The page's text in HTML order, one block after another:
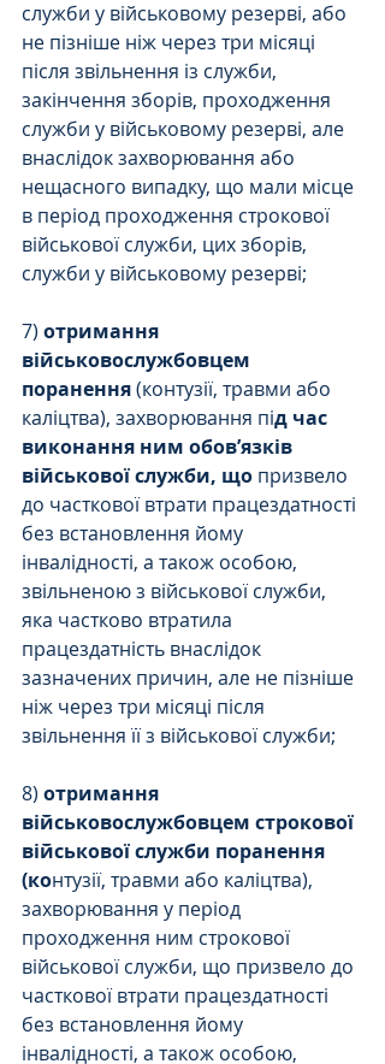
служби у військовому резерві, або
не пізніше ніж через три місяці
після звільнення із служби,
закінчення зборів, проходження
служби у військовому резерві, але
внаслідок захворювання або
нещасного випадку, що мали місце
в період проходження строкової
військової служби, цих зборів,
служби у військовому резерві;
7) отримання
військовослужбовцем
поранення (контузії, травми або
каліцтва), захворювання під час
виконання ним обов’язків
військової служби, що призвело
до часткової втрати працездатності
без встановлення йому
інвалідності, а також особою,
звільненою з військової служби,
яка частково втратила
працездатність внаслідок
зазначених причин, але не пізніше
ніж через три місяці після
звільнення її з військової служби;
8) отримання
військовослужбовцем строкової
військової служби поранення
(контузії, травми або каліцтва),
захворювання у період
проходження ним строкової
військової служби, що призвело до
часткової втрати працездатності
без встановлення йому
інвалідності, а також особою,